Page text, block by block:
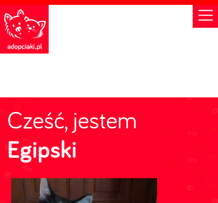
Cześć, jestem
Egipski